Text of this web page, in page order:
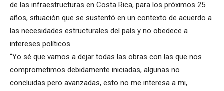
de las infraestructuras en Costa Rica, para los próximos 25
años, situación que se sustentó en un contexto de acuerdo a
las necesidades estructurales del país y no obedece a
intereses políticos.
“Yo sé que vamos a dejar todas las obras con las que nos
comprometimos debidamente iniciadas, algunas no
concluidas pero avanzadas, esto no me interesa a mi,